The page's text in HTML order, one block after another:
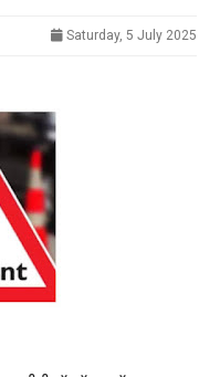
Saturday, 5 July 2025